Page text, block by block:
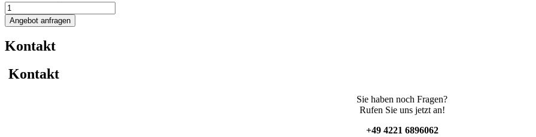
2537L
heiz-/kühlbarer
Edelstahlbehälter
Doppelmantel
Ankerrührwerk
Menge
Angebot anfragen
Kontakt
Kontakt
Sie haben noch Fragen?
Rufen Sie uns jetzt an!
+49 4221 6896062